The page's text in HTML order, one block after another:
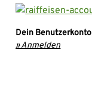
Dein Benutzerkonto
» Anmelden